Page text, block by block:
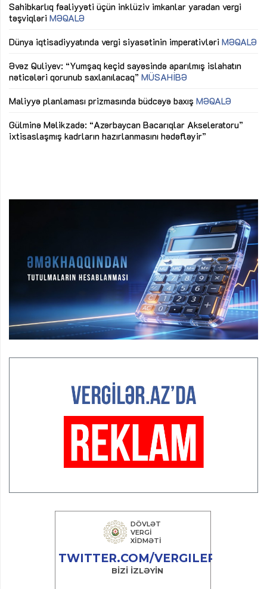
Sahibkarlıq fəaliyyəti üçün inklüziv imkanlar yaradan vergi
təşviqləri MƏQALƏ
Dünya iqtisadiyyatında vergi siyasətinin imperativləri MƏQALƏ
Əvəz Quliyev: “Yumşaq keçid sayəsində aparılmış islahatın
nəticələri qorunub saxlanılacaq” MÜSAHİBƏ
Maliyyə planlaması prizmasında büdcəyə baxış MƏQALƏ
Gülminə Məlikzadə: “Azərbaycan Bacarıqlar Akseleratoru”
ixtisaslaşmış kadrların hazırlanmasını hədəfləyir”